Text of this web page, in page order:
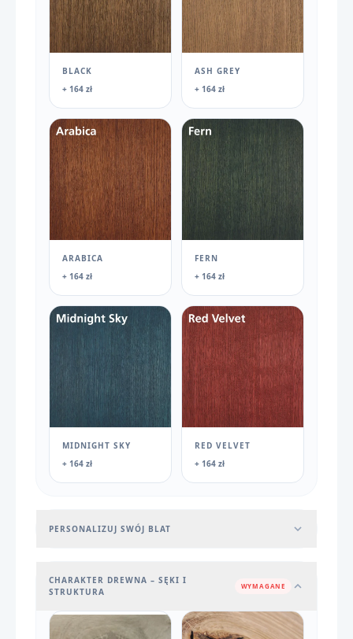
BLACK
+ 164 zł
ASH GREY
+ 164 zł
ARABICA
+ 164 zł
FERN
+ 164 zł
MIDNIGHT SKY
+ 164 zł
RED VELVET
+ 164 zł
PERSONALIZUJ SWÓJ BLAT
CHARAKTER DREWNA – SĘKI I
STRUKTURA
WYMAGANE